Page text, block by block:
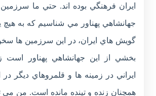
ايران فرهنگي بوده اند. حتي ما
جهانشاهي پهناور مي شناسيم که به هيچ
گويش هاي ايران، در اين سرزمين ها
بخشي از اين جهانشاهي پهناور است
ايراني در زمينه ها و قلمروهاي ديگر
همچنان زنده و تپنده مانده است. من مي